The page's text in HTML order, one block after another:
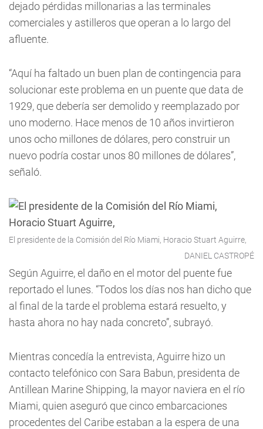
dejado pérdidas millonarias a las terminales
comerciales y astilleros que operan a lo largo del
afluente.
“Aquí ha faltado un buen plan de contingencia para
solucionar este problema en un puente que data de
1929, que debería ser demolido y reemplazado por
uno moderno. Hace menos de 10 años invirtieron
unos ocho millones de dólares, pero construir un
nuevo podría costar unos 80 millones de dólares”,
señaló.
El presidente de la Comisión del Río Miami, Horacio Stuart Aguirre,
DANIEL CASTROPÉ
Según Aguirre, el daño en el motor del puente fue
reportado el lunes. “Todos los días nos han dicho que
al final de la tarde el problema estará resuelto, y
hasta ahora no hay nada concreto”, subrayó.
Mientras concedía la entrevista, Aguirre hizo un
contacto telefónico con Sara Babun, presidenta de
Antillean Marine Shipping, la mayor naviera en el río
Miami, quien aseguró que cinco embarcaciones
procedentes del Caribe estaban a la espera de una